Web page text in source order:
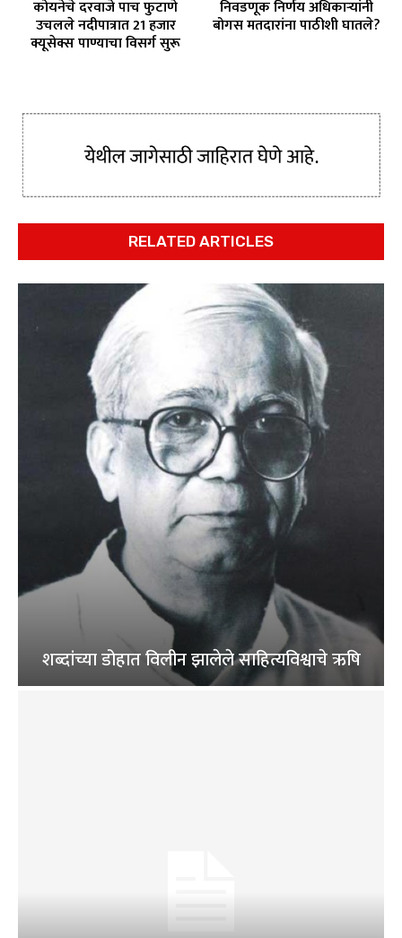
कोयनेचे दरवाजे पाच फुटाणे
उचलले नदीपात्रात 21 हजार
क्यूसेक्स पाण्याचा विसर्ग सुरू
निवडणूक निर्णय अधिकाऱ्यांनी
बोगस मतदारांना पाठीशी घातले?
RELATED ARTICLES
शब्दांच्या डोहात विलीन झालेले साहित्यविश्वाचे ऋषि